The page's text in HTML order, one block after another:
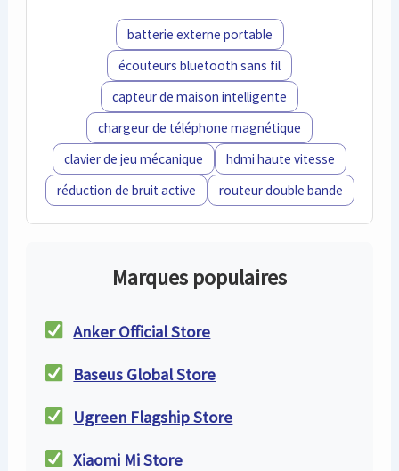
batterie externe portable
écouteurs bluetooth sans fil
capteur de maison intelligente
chargeur de téléphone magnétique
clavier de jeu mécanique
hdmi haute vitesse
réduction de bruit active
routeur double bande
Marques populaires
Anker Official Store
Baseus Global Store
Ugreen Flagship Store
Xiaomi Mi Store